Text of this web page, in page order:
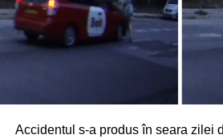
Accidentul s-a produs în seara zilei